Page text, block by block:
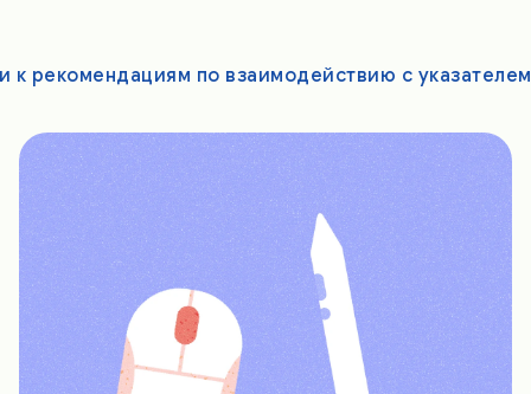
к рекомендациям по взаимодействию с